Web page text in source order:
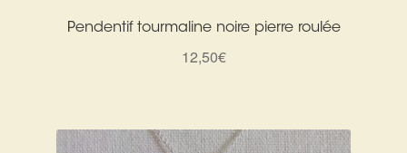
Pendentif tourmaline noire pierre roulée
12,50€